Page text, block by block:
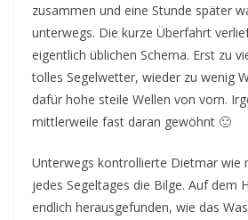
zusammen und eine Stunde später
unterwegs. Die kurze Überfahrt
eigentlich üblichen Schema. Erst zu
tolles Segelwetter, wieder zu wenig
dafür hohe steile Wellen von vorn.
mittlerweile fast daran gewöhnt 🙂
Unterwegs kontrollierte Dietmar wie
jedes Segeltages die Bilge. Auf dem
endlich herausgefunden, wie das